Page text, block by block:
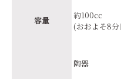
容量
約100cc
(おおよそ8
陶器